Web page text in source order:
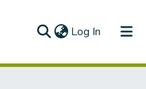
Log In (current)